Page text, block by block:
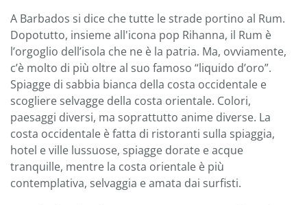
A Barbados si dice che tutte le strade portino al Rum.
Dopotutto, insieme all'icona pop Rihanna, il Rum è
l’orgoglio dell’isola che ne è la patria. Ma, ovviamente,
c’è molto di più oltre al suo famoso “liquido d’oro”.
Spiagge di sabbia bianca della costa occidentale e
scogliere selvagge della costa orientale. Colori,
paesaggi diversi, ma soprattutto anime diverse. La
costa occidentale è fatta di ristoranti sulla spiaggia,
hotel e ville lussuose, spiagge dorate e acque
tranquille, mentre la costa orientale è più
contemplativa, selvaggia e amata dai surfisti.